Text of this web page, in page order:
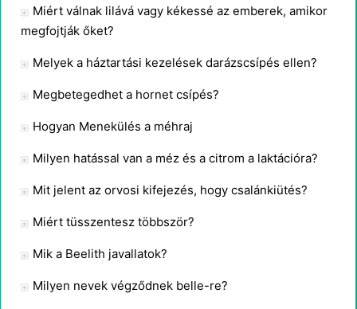
Miért válnak lilává vagy kékessé az emberek, amikor
megfojtják őket?
Melyek a háztartási kezelések darázscsípés ellen?
Megbetegedhet a hornet csípés?
Hogyan Menekülés a méhraj
Milyen hatással van a méz és a citrom a laktációra?
Mit jelent az orvosi kifejezés, hogy csalánkiütés?
Miért tüsszentesz többször?
Mik a Beelith javallatok?
Milyen nevek végződnek belle-re?